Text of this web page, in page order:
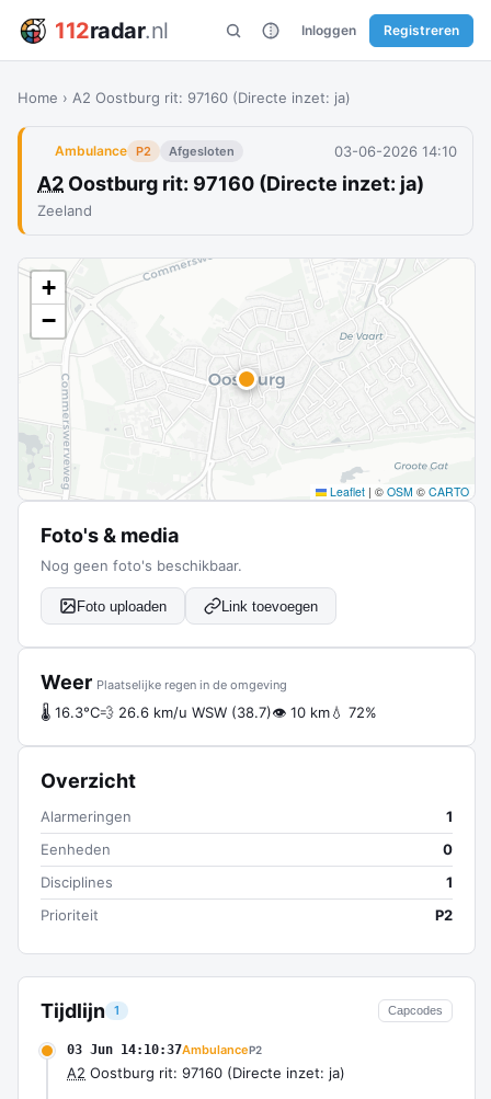
112radar.nl Inloggen Registreren
Home › A2 Oostburg rit: 97160 (Directe inzet: ja)
Ambulance P2 Afgesloten 03-06-2026 14:10
A2 Oostburg rit: 97160 (Directe inzet: ja)
Zeeland
Tijdlijn 1 Capcodes
03 Jun 14:10:37AmbulanceP2
A2 Oostburg rit: 97160 (Directe inzet: ja)
+
−
Leaflet | © OSM © CARTO
Foto's & media
Nog geen foto's beschikbaar.
Foto uploaden Link toevoegen
Weer Plaatselijke regen in de omgeving
🌡 16.3°C💨 26.6 km/u WSW (38.7)👁 10 km💧 72%
Overzicht
Alarmeringen
1
Eenheden
0
Disciplines
1
Prioriteit
P2